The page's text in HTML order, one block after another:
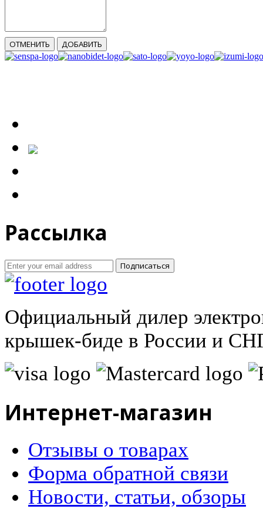
ОТМЕНИТЬ ДОБАВИТЬ
Рассылка
Подписаться
Официальный дилер
крышек-биде в России и
Интернет-магазин
Отзывы о товарах
Форма обратной связи
Новости, статьи, обзоры